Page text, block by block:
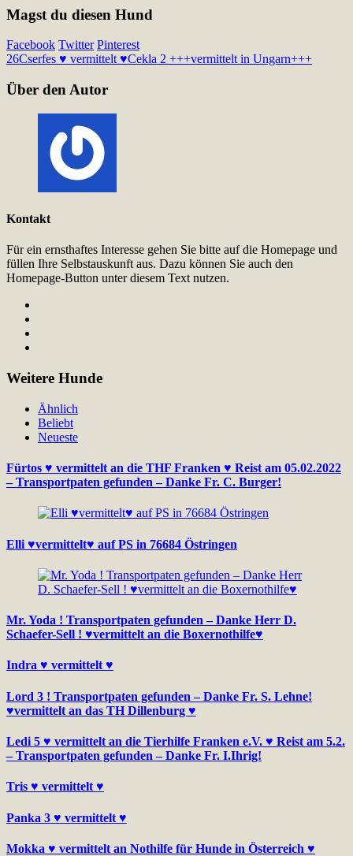
Magst du diesen Hund
Facebook Twitter Pinterest
26Cserfes ♥ vermittelt ♥Cekla 2 +++vermittelt in Ungarn+++
Über den Autor
Kontakt
Für ein ernsthaftes Interesse gehen Sie bitte auf die Homepage und
füllen Ihre Selbstauskunft aus. Dazu können Sie auch den
Homepage-Button unter diesem Text nutzen.
Weitere Hunde
Ähnlich
Beliebt
Neueste
Fürtos ♥ vermittelt an die THF Franken ♥ Reist am 05.02.2022
– Transportpaten gefunden – Danke Fr. C. Burger!
Elli ♥vermittelt♥ auf PS in 76684 Östringen
Mr. Yoda ! Transportpaten gefunden – Danke Herr D.
Schaefer-Sell ! ♥vermittelt an die Boxernothilfe♥
Indra ♥ vermittelt ♥
Lord 3 ! Transportpaten gefunden – Danke Fr. S. Lehne!
♥vermittelt an das TH Dillenburg ♥
Ledi 5 ♥ vermittelt an die Tierhilfe Franken e.V. ♥ Reist am 5.2.
– Transportpaten gefunden – Danke Fr. I.Ihrig!
Tris ♥ vermittelt ♥
Panka 3 ♥ vermittelt ♥
Mokka ♥ vermittelt an Nothilfe für Hunde in Österreich ♥